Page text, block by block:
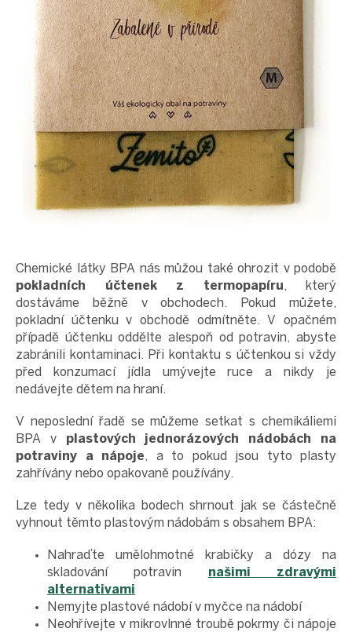
Chemické látky BPA nás můžou také ohrozit v podobě
pokladních účtenek z termopapíru, který
dostáváme běžně v obchodech. Pokud můžete,
pokladní účtenku v obchodě odmítněte. V opačném
případě účtenku oddělte alespoň od potravin, abyste
zabránili kontaminaci. Při kontaktu s účtenkou si vždy
před konzumací jídla umývejte ruce a nikdy je
nedávejte dětem na hraní.
V neposlední řadě se můžeme setkat s chemikáliemi
BPA v plastových jednorázových nádobách na
potraviny a nápoje, a to pokud jsou tyto plasty
zahřívány nebo opakovaně používány.
Lze tedy v několika bodech shrnout jak se částečně
vyhnout těmto plastovým nádobám s obsahem BPA:
Nahraďte umělohmotné krabičky a dózy na
skladování potravin našimi zdravými
alternativami
Nemyjte plastové nádobí v myčce na nádobí
Neohřívejte v mikrovlnné troubě pokrmy či nápoje